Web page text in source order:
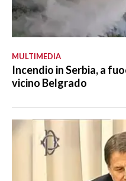
MULTIMEDIA
Incendio in Serbia, a
vicino Belgrado